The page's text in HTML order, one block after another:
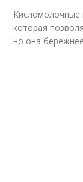
Кисломолочные
которая
но она